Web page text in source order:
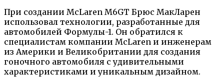
При создании McLaren M6GT Брюс МакЛарен
использовал технологии, разработанные для
автомобилей Формулы-1. Он обратился к
специалистам компании McLaren и инженерам
из Америки и Великобритании для создания
гоночного автомобиля с удивительными
характеристиками и уникальным дизайном.